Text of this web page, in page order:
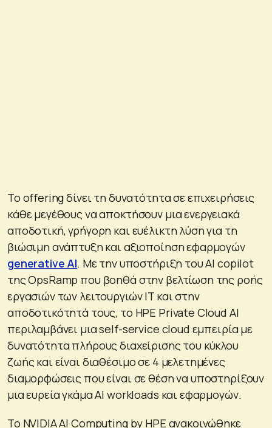
Το offering δίνει τη δυνατότητα σε επιχειρήσεις
κάθε μεγέθους να αποκτήσουν μια ενεργειακά
αποδοτική, γρήγορη και ευέλικτη λύση για τη
βιώσιμη ανάπτυξη και αξιοποίηση εφαρμογών
generative AI. Με την υποστήριξη του AI copilot
της OpsRamp που βοηθά στην βελτίωση της ροής
εργασιών των λειτουργιών IT και στην
αποδοτικότητά τους, το HPE Private Cloud AI
περιλαμβάνει μια self-service cloud εμπειρία με
δυνατότητα πλήρους διαχείρισης του κύκλου
ζωής και είναι διαθέσιμο σε 4 μελετημένες
διαμορφώσεις που είναι σε θέση να υποστηρίξουν
μια ευρεία γκάμα AI workloads και εφαρμογών.
Το NVIDIA AI Computing by HPE ανακοινώθηκε